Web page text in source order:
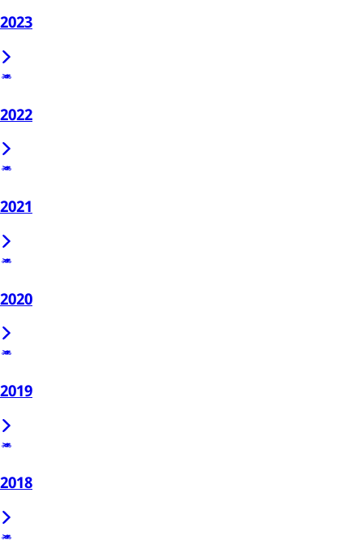
2023
2022
2021
2020
2019
2018